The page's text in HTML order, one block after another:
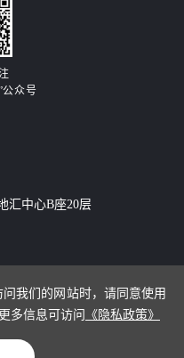
我们的网站时，请同意使用
多信息可访问
《隐私政策》
公众号
汇中心B座20层
有限公司All Rights Reserved
站长统计